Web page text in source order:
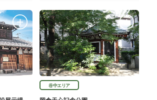
谷中エリア